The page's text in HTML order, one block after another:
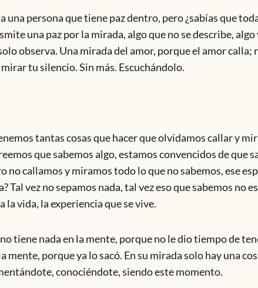
una persona que tiene paz dentro, pero ¿sabías que
una paz por la mirada, algo que no se describe,
observa. Una mirada del amor, porque el amor
tu silencio. Sin más. Escuchándolo.
tantas cosas que hacer que olvidamos callar y
que sabemos algo, estamos convencidos de que
no callamos y miramos todo lo que no sabemos, ese
Tal vez no sepamos nada, tal vez eso que sabemos no
la vida, la experiencia que se vive.
tiene nada en la mente, porque no le dio tiempo de
mente, porque ya lo sacó. En su mirada solo hay una
conociéndote, siendo este momento.